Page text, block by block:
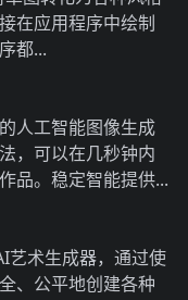
在应用程序中绘制
都...
人工智能图像生成
，可以在几秒钟内
品。稳定智能提供...
术生成器，通过使
、公平地创建各种